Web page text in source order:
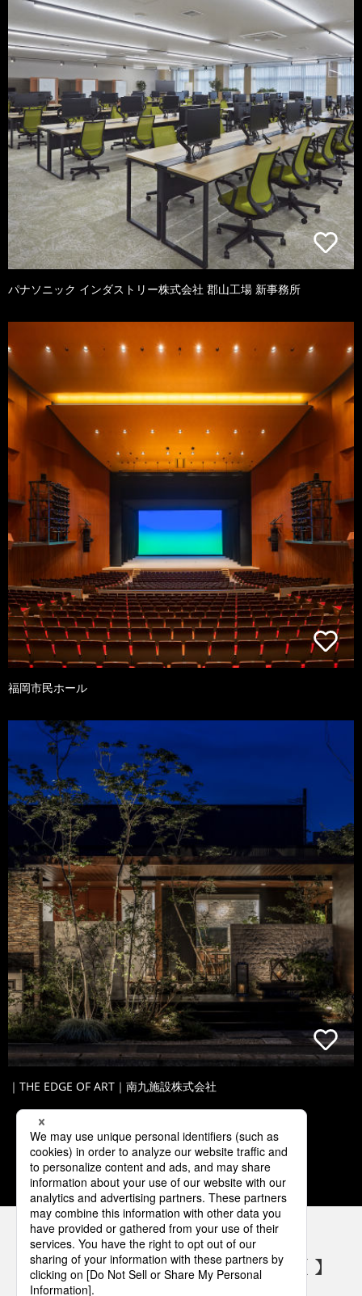
パナソニック インダストリー株式会社 郡山工場 新事務所
福岡市民ホール
｜THE EDGE OF ART｜南九施設株式会社
1 2 3 4 5
パナソニックの電気設備 SNSアカウント